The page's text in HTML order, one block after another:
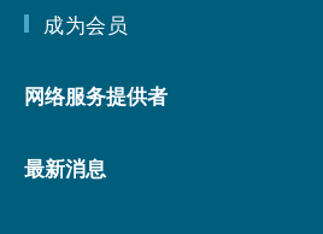
成为会员
网络服务提供者
最新消息